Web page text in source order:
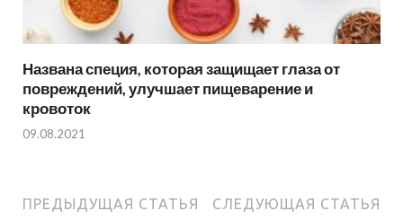
Названа специя, которая защищает глаза от
повреждений, улучшает пищеварение и
кровоток
09.08.2021
ПРЕДЫДУЩАЯ СТАТЬЯ СЛЕДУЮЩАЯ СТАТЬЯ